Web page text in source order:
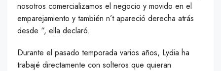
nosotros comercializamos el negocio y movido en el
emparejamiento y también n’t apareció derecha atrás
desde “, ella declaró.
Durante el pasado temporada varios años, Lydia ha
trabajé directamente con solteros que quieran